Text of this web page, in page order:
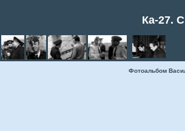
Ка-27.
Фотоальбом